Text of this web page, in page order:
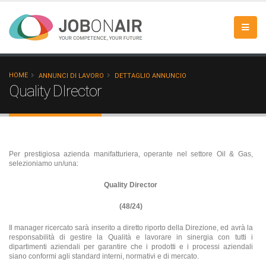
HOME ANNUNCI DI LAVORO DETTAGLIO ANNUNCIO
Quality DIrector
Per prestigiosa azienda manifatturiera, operante nel settore Oil & Gas,
selezioniamo un/una:
Quality Director
(48/24)
Il manager ricercato sarà inserito a diretto riporto della Direzione, ed avrà la
responsabilità di gestire la Qualità e lavorare in sinergia con tutti i
dipartimenti aziendali per garantire che i prodotti e i processi aziendali
siano conformi agli standard interni, normativi e di mercato.